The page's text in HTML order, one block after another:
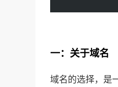
一：关于域名
域名的选择，是